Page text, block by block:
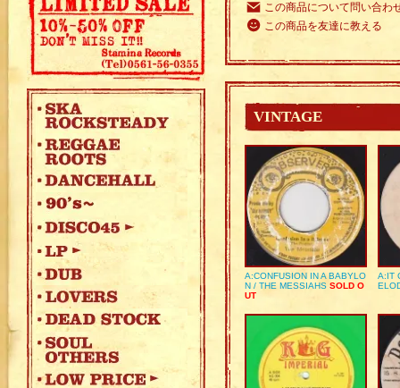
この商品について問い合わ
この商品を友達に教える
VINTAGE
A:CONFUSION IN A BABYLO
N / THE MESSIAHS SOLD O
UT
A:IT